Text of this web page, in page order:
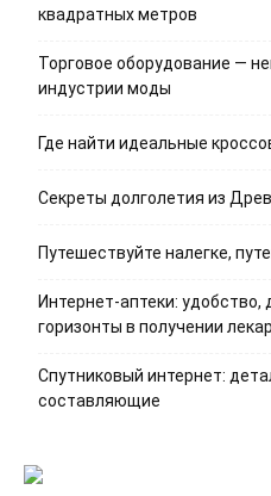
квадратных метров
Торговое оборудование —
индустрии моды
Где найти идеальные
Секреты долголетия из
Путешествуйте налегке,
Интернет-аптеки: удобство,
горизонты в получении
Спутниковый интернет:
составляющие